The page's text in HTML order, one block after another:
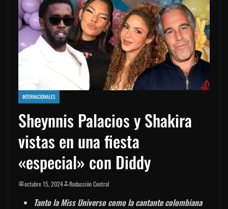
INTERNACIONALES
Sheynnis Palacios y Shakira
vistas en una fiesta
«especial» con Diddy
octubre 15, 2024 Redacción Central
Tanto la Miss Universo como la cantante colombiana